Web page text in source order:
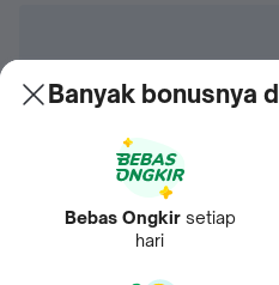
Banyak bonusnya
Bebas Ongkir setiap
hari